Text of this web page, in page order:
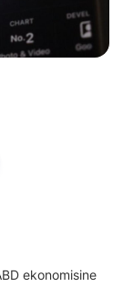
ekonomisine